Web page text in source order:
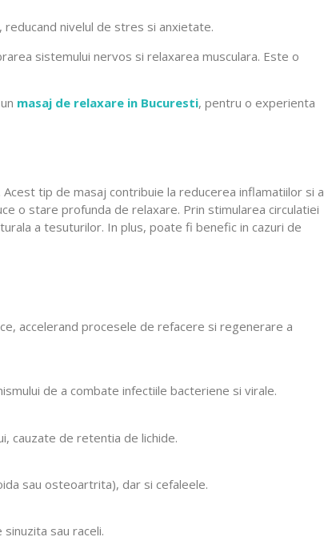
nivelul de stres si anxietate.
sistemului nervos si relaxarea musculara. Este o
masaj de relaxare in Bucuresti, pentru o experienta
tip de masaj contribuie la reducerea inflamatiilor si a
o stare profunda de relaxare. Prin stimularea circulatiei
a tesuturilor. In plus, poate fi benefic in cazuri de
accelerand procesele de refacere si regenerare a
de a combate infectiile bacteriene si virale.
cauzate de retentia de lichide.
sau osteoartrita), dar si cefaleele.
sau raceli.